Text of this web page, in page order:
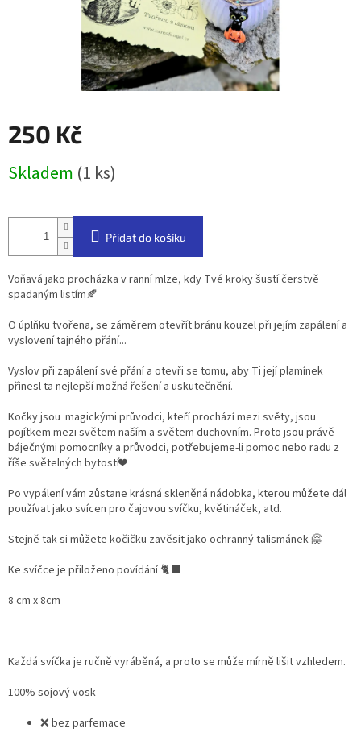
250 Kč
cena:
Skladem (1 ks)
Přidat do košíku
Voňavá jako procházka v ranní mlze, kdy Tvé kroky šustí čerstvě
spadaným listím🍂
O úplňku tvořena, se záměrem otevřít bránu kouzel při jejím zapálení a
vyslovení tajného přání...
Vyslov při zapálení své přání a otevři se tomu, aby Ti její plamínek
přinesl ta nejlepší možná řešení a uskutečnění.
Kočky jsou magickými průvodci, kteří prochází mezi světy, jsou
pojítkem mezi světem naším a světem duchovním. Proto jsou právě
báječnými pomocníky a průvodci, potřebujeme-li pomoc nebo radu z
říše světelných bytostí❤️
Po vypálení vám zůstane krásná skleněná nádobka, kterou můžete dál
používat jako svícen pro čajovou svíčku, květináček, atd.
Stejně tak si můžete kočičku zavěsit jako ochranný talismánek 🤗
Ke svíčce je přiloženo povídání 🐈‍⬛
8 cm x 8cm
Každá svíčka je ručně vyráběná, a proto se může mírně lišit vzhledem.
100% sojový vosk
❌ bez parfemace